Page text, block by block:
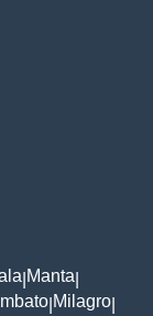
Manta
Milagro